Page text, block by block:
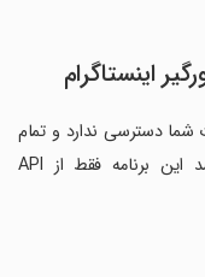
اینستاگرام
شما دسترسی ندارد و تمام
اطلاعات شما نزد اینستاگرام محفوظ می باشد این برنامه فقط از API